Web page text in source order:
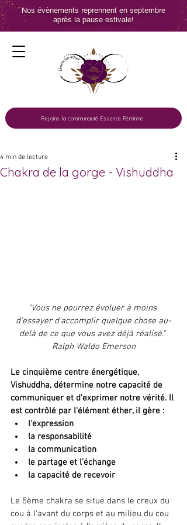
Rejoins la communauté Essence Féminine
Nos évènements reprennent en septembre
après la pause estivale!
Chakra de la gorge - Vishuddha
4 min de lecture
"Vous ne pourrez évoluer à moins
d'essayer d'accomplir quelque chose au-
delà de ce que vous avez déjà réalisé."
Ralph Waldo Emerson
Le cinquième centre énergétique,
Vishuddha, détermine notre capacité de
communiquer et d'exprimer notre vérité. Il
est contrôlé par l'élément éther, il gère :
l'expression
la responsabilité
la communication
le partage et l'échange
la capacité de recevoir
Le 5ème chakra se situe dans le creux du
cou à l'avant du corps et au milieu du cou